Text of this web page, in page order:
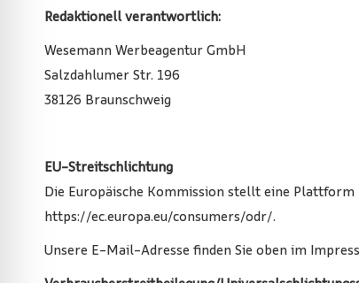
Redaktionell verantwortlich:
Wesemann Werbeagentur GmbH
Salzdahlumer Str. 196
38126 Braunschweig
EU-Streitschlichtung
Die Europäische Kommission stellt eine
https://ec.europa.eu/consumers/odr/.
Unsere E-Mail-Adresse finden Sie oben im